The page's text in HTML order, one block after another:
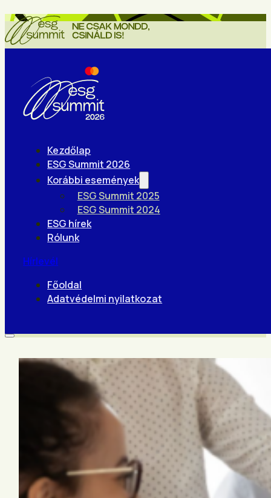
Kezdőlap
ESG Summit 2026
Korábbi események
ESG Summit 2025
ESG Summit 2024
ESG hírek
Rólunk
Hírlevél
Főoldal
Adatvédelmi nyilatkozat